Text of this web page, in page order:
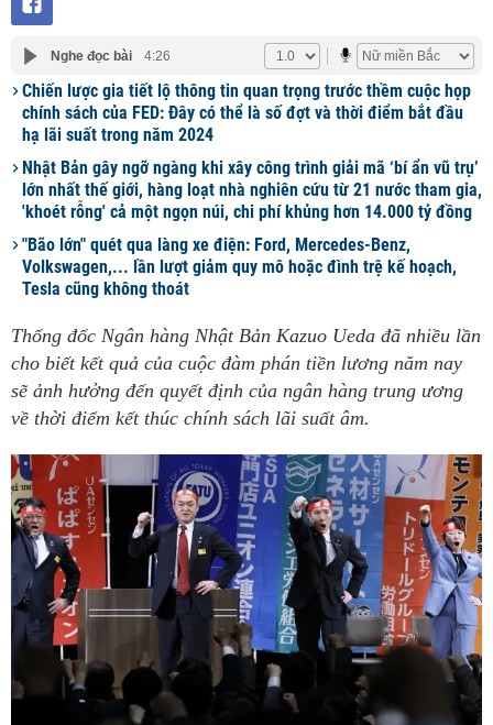
Nghe đọc bài 4:26
Chiến lược gia tiết lộ thông tin quan trọng trước thềm cuộc họp
chính sách của FED: Đây có thể là số đợt và thời điểm bắt đầu
hạ lãi suất trong năm 2024
Nhật Bản gây ngỡ ngàng khi xây công trình giải mã ‘bí ẩn vũ trụ’
lớn nhất thế giới, hàng loạt nhà nghiên cứu từ 21 nước tham gia,
'khoét rỗng' cả một ngọn núi, chi phí khủng hơn 14.000 tỷ đồng
"Bão lớn" quét qua làng xe điện: Ford, Mercedes-Benz,
Volkswagen,... lần lượt giảm quy mô hoặc đình trệ kế hoạch,
Tesla cũng không thoát
Thống đốc Ngân hàng Nhật Bản Kazuo Ueda đã nhiều lần
cho biết kết quả của cuộc đàm phán tiền lương năm nay
sẽ ảnh hưởng đến quyết định của ngân hàng trung ương
về thời điểm kết thúc chính sách lãi suất âm.